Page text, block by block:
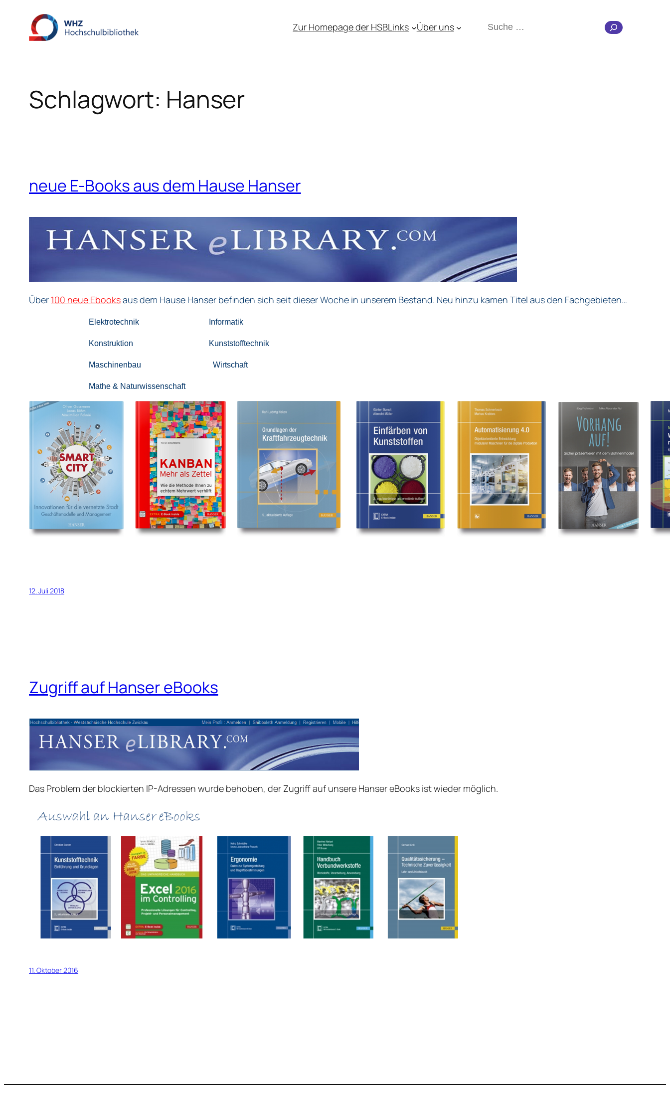
springen
Zur Homepage der HSBLinks Über uns Suchen
Schlagwort: Hanser
neue E-Books aus dem Hause Hanser
Über 100 neue Ebooksaus dem Hause Hanser befinden sich seit dieser Woche in unserem Bestand. Neu hinzu kamen Titel aus den Fachgebieten…
Elektrotechnik Informatik
Konstruktion Kunststofftechnik
Maschinenbau Wirtschaft
Mathe & Naturwissenschaft
12. Juli 2018
Zugriff auf Hanser eBooks
Das Problem der blockierten IP-Adressen wurde behoben, der Zugriff auf unsere Hanser eBooks ist wieder möglich.
11. Oktober 2016